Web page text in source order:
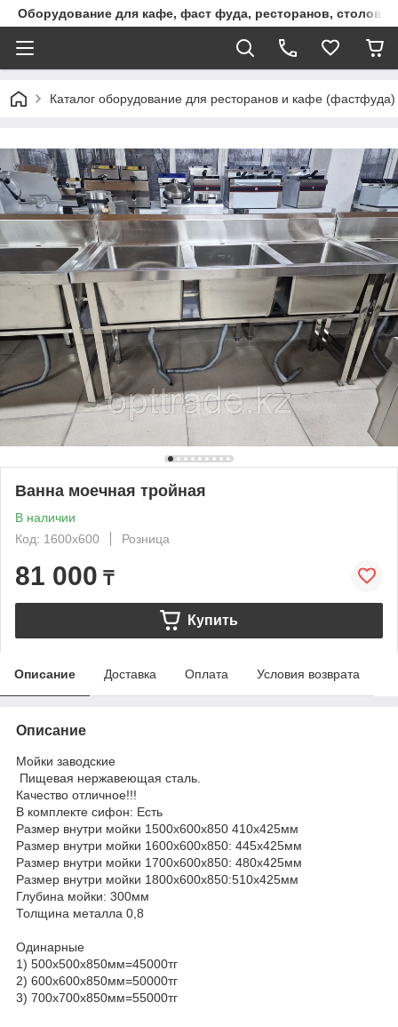
Оборудование для кафе, фаст фуда, ресторанов,
Каталог оборудование для ресторанов и кафе (фастфуда)
Ванна моечная тройная
В наличии
Код: 1600х600
Розница
81 000 ₸
Купить
Описание Доставка Оплата Условия возврата
Описание
Мойки заводские
Пищевая нержавеющая сталь.
Качество отличное!!!
В комплекте сифон: Есть
Размер внутри мойки 1500х600х850 410х425мм
Размер внутри мойки 1600х600х850: 445х425мм
Размер внутри мойки 1700х600х850: 480х425мм
Размер внутри мойки 1800х600х850:510х425мм
Глубина мойки: 300мм
Толщина металла 0,8
Одинарные
1) 500х500х850мм=45000тг
2) 600х600х850мм=50000тг
3) 700х700х850мм=55000тг